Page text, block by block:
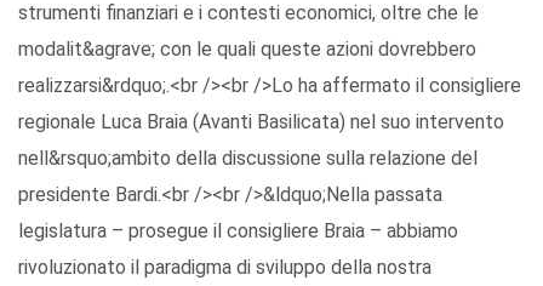
strumenti finanziari e i contesti economici, oltre che le
modalit&agrave; con le quali queste azioni dovrebbero
realizzarsi&rdquo;.<br /><br />Lo ha affermato il consigliere
regionale Luca Braia (Avanti Basilicata) nel suo intervento
nell&rsquo;ambito della discussione sulla relazione del
presidente Bardi.<br /><br />&ldquo;Nella passata
legislatura – prosegue il consigliere Braia – abbiamo
rivoluzionato il paradigma di sviluppo della nostra